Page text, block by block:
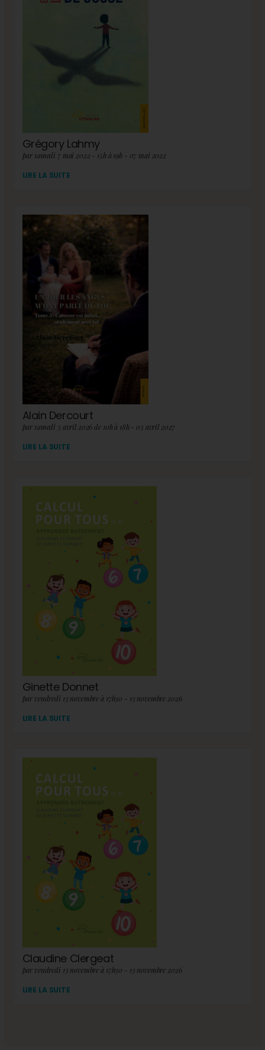
Grégory Lahmy
par samedi 7 mai 2022 - 15h à 19h - 07 mai 2022
LIRE LA SUITE
Alain Dercourt
par samedi 3 avril 2026 de 10h à 18h - 03 avril 2027
LIRE LA SUITE
Ginette Donnet
par vendredi 13 novembre à 17h30 - 13 novembre 2026
LIRE LA SUITE
Claudine Clergeat
par vendredi 13 novembre à 17h30 - 13 novembre 2026
LIRE LA SUITE